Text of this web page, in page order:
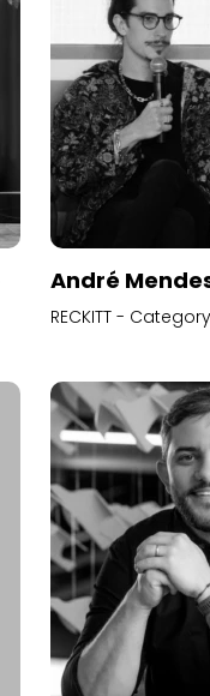
André
RECKITT -